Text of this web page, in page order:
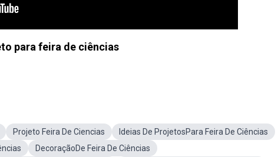
para feira de ciências
Projeto Feira De Ciencias
Ideias De ProjetosPara Feira De Ciências
DecoraçãoDe Feira De Ciências